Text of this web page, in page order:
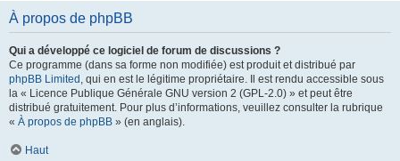
À propos de phpBB
Qui a développé ce logiciel de forum de discussions ?
Ce programme (dans sa forme non modifiée) est produit et distribué par
phpBB Limited , qui en est le légitime propriétaire. Il est rendu accessible sous
la « Licence Publique Générale GNU version 2 (GPL-2.0) » et peut être
distribué gratuitement. Pour plus d’informations, veuillez consulter la rubrique
« À propos de phpBB » (en anglais).
Haut